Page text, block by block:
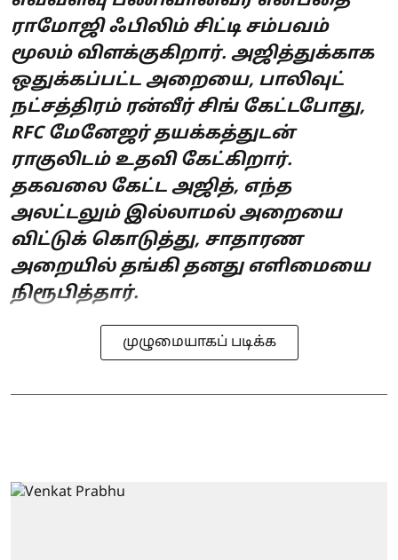
ராமோஜி ஃபிலிம் சிட்டி சம்பவம்
மூலம் விளக்குகிறார். அஜித்துக்காக
ஒதுக்கப்பட்ட அறையை, பாலிவுட்
நட்சத்திரம் ரன்வீர் சிங் கேட்டபோது,
RFC மேனேஜர் தயக்கத்துடன்
ராகுலிடம் உதவி கேட்கிறார்.
தகவலை கேட்ட அஜித், எந்த
அலட்டலும் இல்லாமல் அறையை
விட்டுக் கொடுத்து, சாதாரண
அறையில் தங்கி தனது எளிமையை
நிரூபித்தார்.
முழுமையாகப் படிக்க